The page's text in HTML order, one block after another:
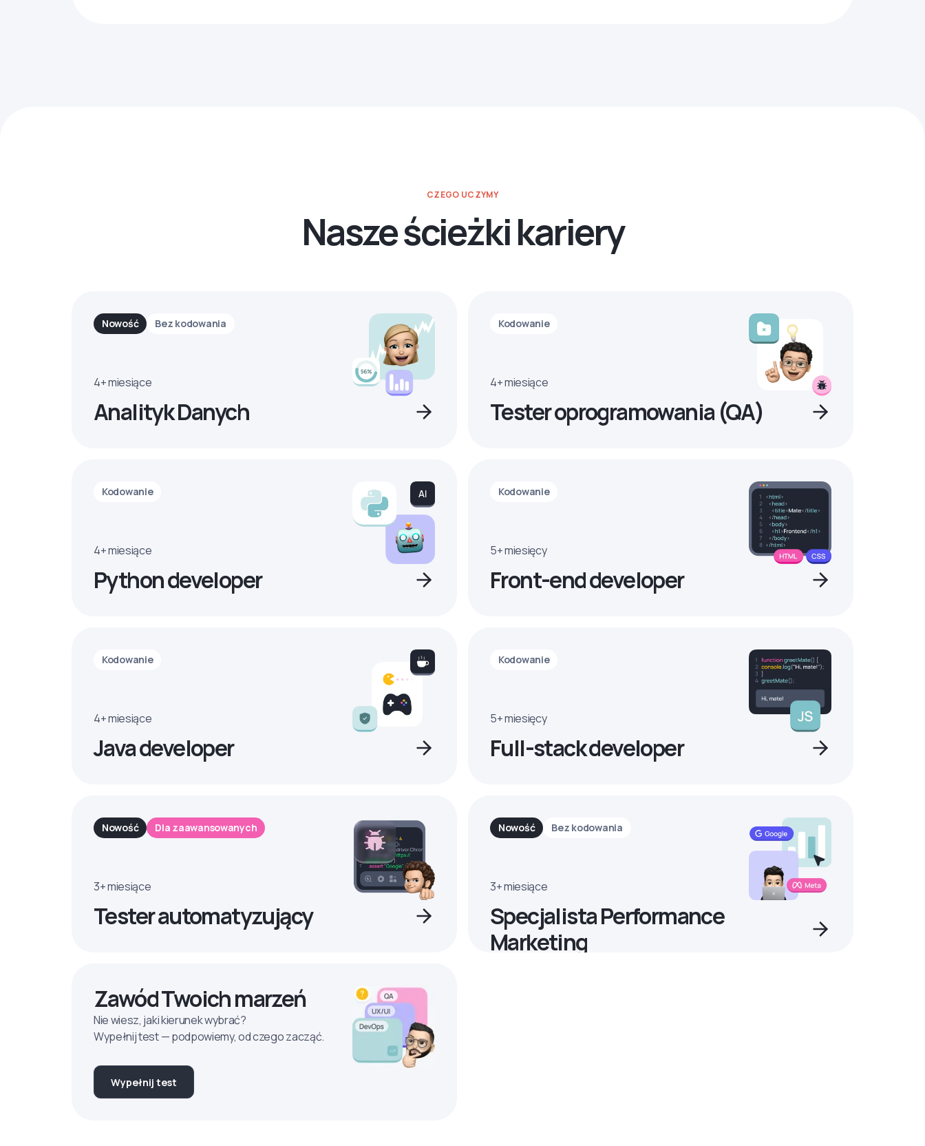
CZEGO UCZYMY
Nasze ścieżki kariery
Nowość Bez kodowania
4+ miesiące
Analityk Danych
Kodowanie
4+ miesiące
Tester oprogramowania (QA)
Kodowanie
4+ miesiące
Python developer
Kodowanie
5+ miesięcy
Front-end developer
Kodowanie
4+ miesiące
Java developer
Kodowanie
5+ miesięcy
Full-stack developer
Nowość Dla zaawansowanych
3+ miesiące
Tester automatyzujący
Nowość Bez kodowania
3+ miesiące
Specjalista Performance
Marketing
Zawód Twoich marzeń
Nie wiesz, jaki kierunek wybrać?
Wypełnij test — podpowiemy, od czego zacząć.
Wypełnij test